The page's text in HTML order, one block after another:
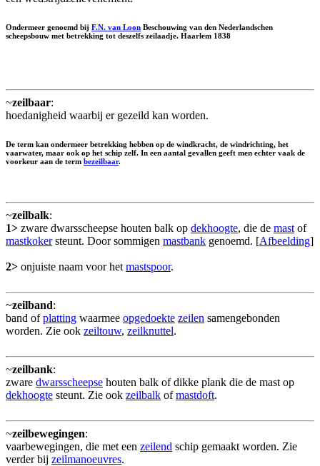
Ondermeer genoemd bij F.N. van Loon Beschouwing van den Nederlandschen
scheepsbouw met betrekking tot deszelfs zeilaadje. Haarlem 1838
~zeilbaar:
hoedanigheid waarbij er gezeild kan worden.
De term kan ondermeer betrekking hebben op de windkracht, de windrichting, het
vaarwater, maar ook op het schip zelf. In een aantal gevallen geeft men echter vaak de
voorkeur aan de term bezeilbaar.
~zeilbalk:
1> zware dwarsscheepse houten balk op dekhoogte, die de mast of
mastkokersteunt. Door sommigen mastbank genoemd. [Afbeelding]
2> onjuiste naam voor het mastspoor.
~zeilband:
band ofplatting waarmee opgedoekte zeilen samengebonden
worden. Zie ook zeiltouw, zeilknuttel.
~zeilbank:
zware dwarsscheepse houten balk of dikke plank die de mast op
dekhoogte steunt. Zie ook zeilbalk ofmastdoft.
~zeilbewegingen:
vaarbewegingen, die met een zeilend schip gemaakt worden. Zie
verder bij zeilmanoeuvres.